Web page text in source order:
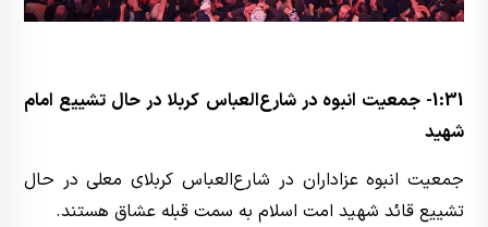
1:31- جمعیت انبوه در شارع‌العباس کربلا در حال تشییع امام
شهید
جمعیت انبوه عزاداران در شارع‌العباس کربلای معلی در حال
تشییع قائد شهید امت اسلام به سمت قبله عشاق هستند.